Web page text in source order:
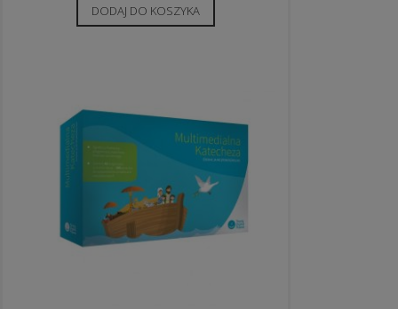
DODAJ DO KOSZYKA